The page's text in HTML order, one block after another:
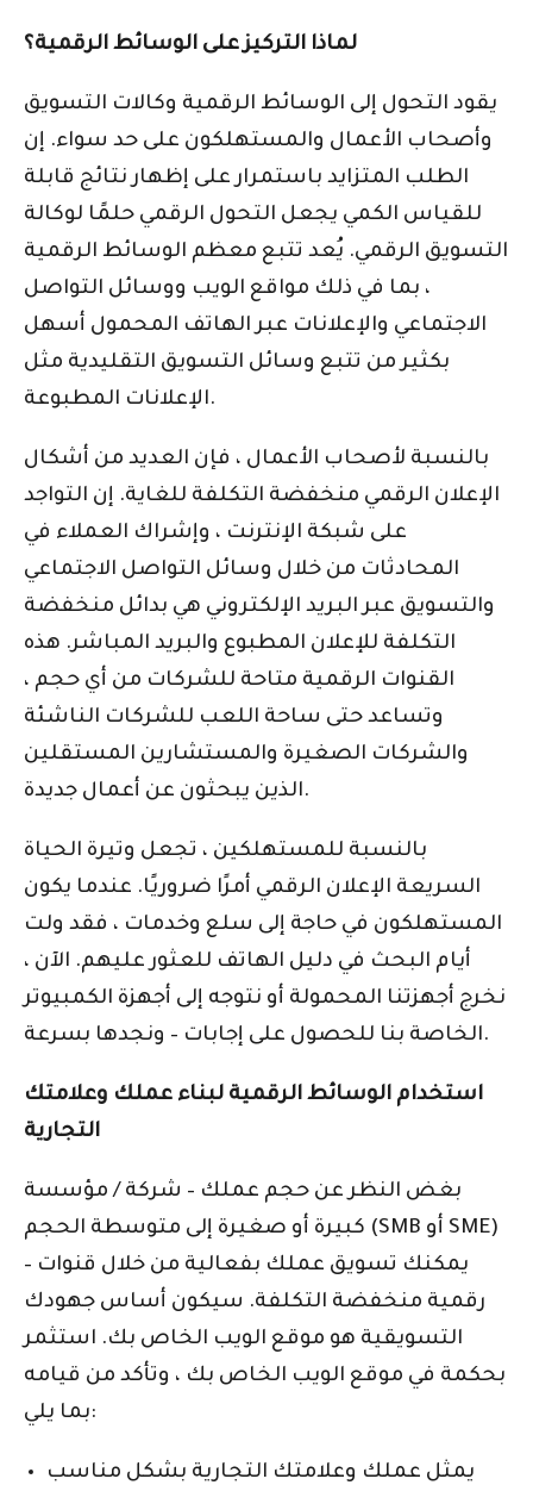
لماذا التركيز على الوسائط الرقمية؟
يقود التحول إلى الوسائط الرقمية وكالات التسويق
وأصحاب الأعمال والمستهلكون على حد سواء. إن
الطلب المتزايد باستمرار على إظهار نتائج قابلة
للقياس الكمي يجعل التحول الرقمي حلمًا لوكالة
التسويق الرقمي. يُعد تتبع معظم الوسائط الرقمية
، بما في ذلك مواقع الويب ووسائل التواصل
الاجتماعي والإعلانات عبر الهاتف المحمول أسهل
بكثير من تتبع وسائل التسويق التقليدية مثل
الإعلانات المطبوعة.
بالنسبة لأصحاب الأعمال ، فإن العديد من أشكال
الإعلان الرقمي منخفضة التكلفة للغاية. إن التواجد
على شبكة الإنترنت ، وإشراك العملاء في
المحادثات من خلال وسائل التواصل الاجتماعي
والتسويق عبر البريد الإلكتروني هي بدائل منخفضة
التكلفة للإعلان المطبوع والبريد المباشر. هذه
القنوات الرقمية متاحة للشركات من أي حجم ،
وتساعد حتى ساحة اللعب للشركات الناشئة
والشركات الصغيرة والمستشارين المستقلين
الذين يبحثون عن أعمال جديدة.
بالنسبة للمستهلكين ، تجعل وتيرة الحياة
السريعة الإعلان الرقمي أمرًا ضروريًا. عندما يكون
المستهلكون في حاجة إلى سلع وخدمات ، فقد ولت
أيام البحث في دليل الهاتف للعثور عليهم. الآن ،
نخرج أجهزتنا المحمولة أو نتوجه إلى أجهزة الكمبيوتر
الخاصة بنا للحصول على إجابات – ونجدها بسرعة.
استخدام الوسائط الرقمية لبناء عملك وعلامتك
التجارية
بغض النظر عن حجم عملك – شركة / مؤسسة
كبيرة أو صغيرة إلى متوسطة الحجم (SMB أو SME)
– يمكنك تسويق عملك بفعالية من خلال قنوات
رقمية منخفضة التكلفة. سيكون أساس جهودك
التسويقية هو موقع الويب الخاص بك. استثمر
بحكمة في موقع الويب الخاص بك ، وتأكد من قيامه
بما يلي:
يمثل عملك وعلامتك التجارية بشكل مناسب